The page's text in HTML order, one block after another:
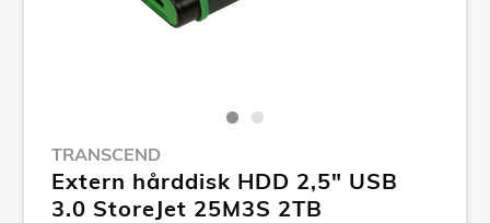
TRANSCEND
Extern hårddisk HDD 2,5" USB
3.0 StoreJet 25M3S 2TB